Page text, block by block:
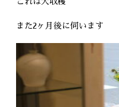
また2ヶ月後に伺います